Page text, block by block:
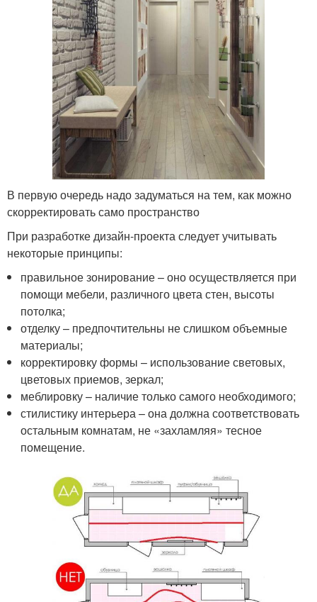
В первую очередь надо задуматься на тем, как можно
скорректировать само пространство
При разработке дизайн-проекта следует учитывать
некоторые принципы:
правильное зонирование – оно осуществляется при
помощи мебели, различного цвета стен, высоты
потолка;
отделку – предпочтительны не слишком объемные
материалы;
корректировку формы – использование световых,
цветовых приемов, зеркал;
меблировку – наличие только самого необходимого;
стилистику интерьера – она должна соответствовать
остальным комнатам, не «захламляя» тесное
помещение.